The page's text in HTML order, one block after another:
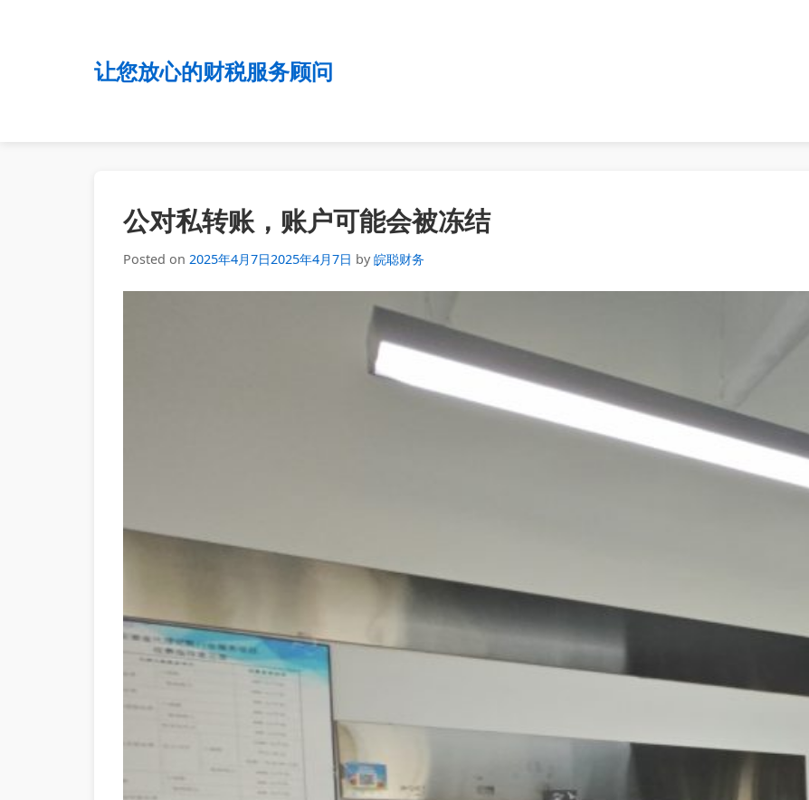
让您放心的财税服务顾问
公对私转账，账户可能会被冻结
Posted on 2025年4月7日2025年4月7日 by 皖聪财务